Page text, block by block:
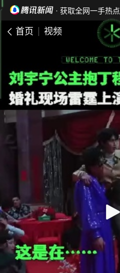
· 获取全网一手热点
首页 视频